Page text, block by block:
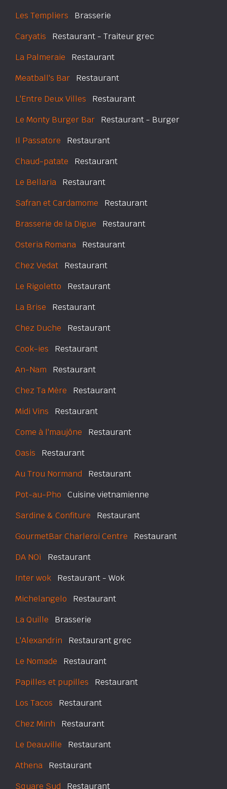
Les Templiers Brasserie
Caryatis Restaurant - Traiteur grec
La Palmeraie Restaurant
Meatball's Bar Restaurant
L'Entre Deux Villes Restaurant
Le Monty Burger Bar Restaurant - Burger
Il Passatore Restaurant
Chaud-patate Restaurant
Le Bellaria Restaurant
Safran et Cardamome Restaurant
Brasserie de la Digue Restaurant
Osteria Romana Restaurant
Chez Vedat Restaurant
Le Rigoletto Restaurant
La Brise Restaurant
Chez Duche Restaurant
Cook-ies Restaurant
An-Nam Restaurant
Chez Ta Mère Restaurant
Midi Vins Restaurant
Come à l'maujône Restaurant
Oasis Restaurant
Au Trou Normand Restaurant
Pot-au-Pho Cuisine vietnamienne
Sardine & Confiture Restaurant
GourmetBar Charleroi Centre Restaurant
DA NOì Restaurant
Inter wok Restaurant - Wok
Michelangelo Restaurant
La Quille Brasserie
L'Alexandrin Restaurant grec
Le Nomade Restaurant
Papilles et pupilles Restaurant
Los Tacos Restaurant
Chez Minh Restaurant
Le Deauville Restaurant
Athena Restaurant
Square Sud Restaurant